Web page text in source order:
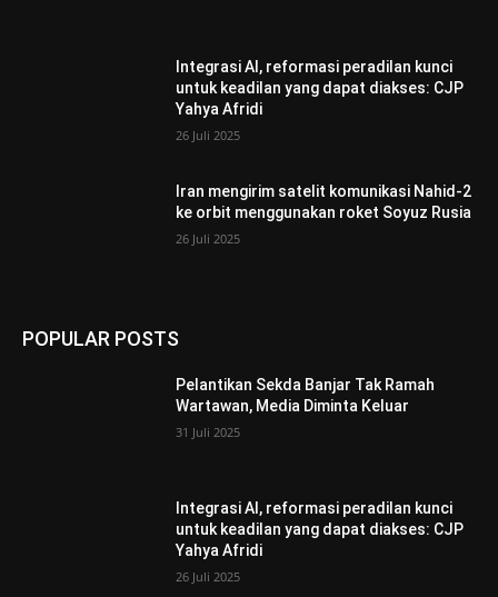
Integrasi AI, reformasi peradilan kunci
untuk keadilan yang dapat diakses: CJP
Yahya Afridi
26 Juli 2025
Iran mengirim satelit komunikasi Nahid-2
ke orbit menggunakan roket Soyuz Rusia
26 Juli 2025
POPULAR POSTS
Pelantikan Sekda Banjar Tak Ramah
Wartawan, Media Diminta Keluar
31 Juli 2025
Integrasi AI, reformasi peradilan kunci
untuk keadilan yang dapat diakses: CJP
Yahya Afridi
26 Juli 2025